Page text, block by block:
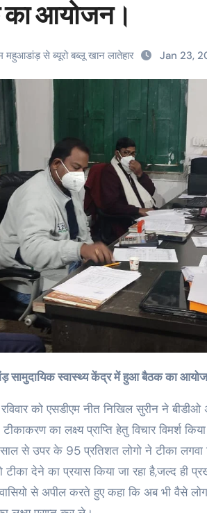
आयोजन।
महुआडांड़ से ब्यूरो बब्लू खान लातेहार Jan 23,
सामुदायिक स्वास्थ्य केंद्र में हुआ बैठक का
को एसडीएम नीत निखिल सुरीन ने
का लक्ष्य प्राप्ति हेतु विचार विमर्श
से उपर के 95 प्रतिशत लोगो ने टीका लगवा
टीका देने का प्रयास किया जा रहा है,जल्द ही
से अपील करते हुए कहा कि अब भी वैसे लोग